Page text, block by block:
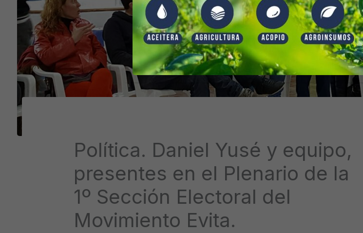
Política. Daniel Yusé y equipo,
presentes en el Plenario de la
1º Sección Electoral del
Movimiento Evita.